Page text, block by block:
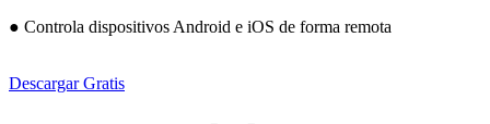
● Controla dispositivos Android e iOS de forma remota
Descargar Gratis